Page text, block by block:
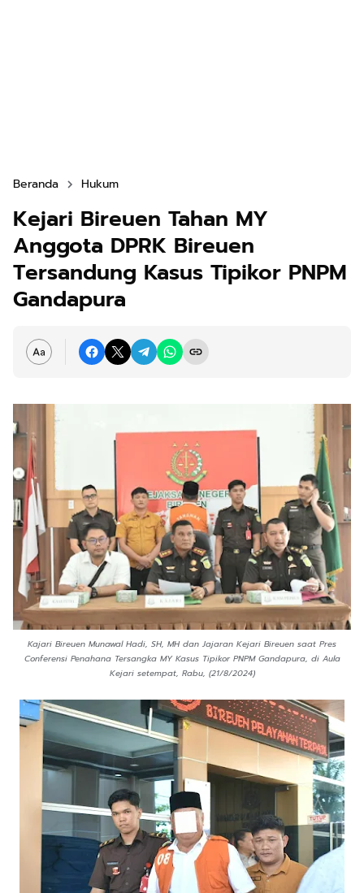
Beranda Hukum
Kejari Bireuen Tahan MY
Anggota DPRK Bireuen
Tersandung Kasus Tipikor PNPM
Gandapura
Kajari Bireuen Munawal Hadi, SH, MH dan Jajaran Kejari Bireuen saat Pres
Conferensi Penahana Tersangka MY Kasus Tipikor PNPM Gandapura, di Aula
Kejari setempat, Rabu, (21/8/2024)